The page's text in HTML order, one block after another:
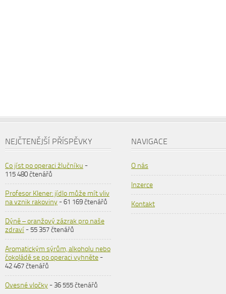
NEJČTENĚJŠÍ PŘÍSPĚVKY
Co jíst po operaci žlučníku -
115 480 čtenářů
Profesor Klener: jídlo může mít vliv
na vznik rakoviny- 61 169 čtenářů
Dýně – oranžový zázrak pro naše
zdraví- 55 357 čtenářů
Aromatickým sýrům, alkoholu nebo
čokoládě se po operaci vyhněte-
42 467 čtenářů
Ovesné vločky- 36 555 čtenářů
NAVIGACE
O nás
Inzerce
Kontakt